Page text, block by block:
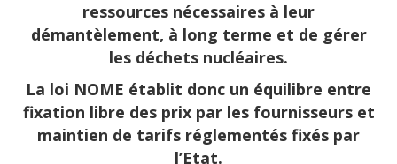
ressources nécessaires à leur
démantèlement, à long terme et de gérer
les déchets nucléaires.
La loi NOME établit donc un équilibre entre
fixation libre des prix par les fournisseurs et
maintien de tarifs réglementés fixés par
l’Etat.